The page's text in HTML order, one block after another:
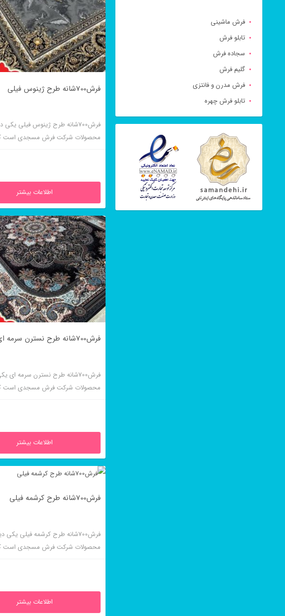
فرش ماشینی
تابلو فرش
سجاده فرش
گلیم فرش
فرش مدرن و فانتزی
تابلو فرش چهره
فرش700شانه طرح ژینوس فیلی
فرش700شانه طرح ژینوس فیلی یکی
محصولات شرکت فرش مسجدی است
اطلاعات بیشتر
فرش700شانه طرح نسترن سرمه ای
فرش700شانه طرح نسترن سرمه ای
محصولات شرکت فرش مسجدی است
اطلاعات بیشتر
فرش700شانه طرح کرشمه فیلی
فرش700شانه طرح کرشمه فیلی یکی
محصولات شرکت فرش مسجدی است
اطلاعات بیشتر